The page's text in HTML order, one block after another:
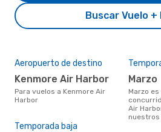
Buscar Vuelo +
Aeropuerto de destino
Kenmore Air Harbor
Para vuelos a Kenmore Air
Harbor
marzo
marzo es una época muy
Air
Temporada baja